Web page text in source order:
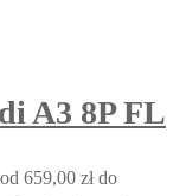
A3 8P FL
659,00 zł do